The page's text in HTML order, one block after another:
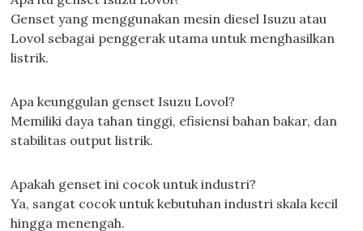
Genset yang menggunakan mesin diesel Isuzu atau
Lovol sebagai penggerak utama untuk menghasilkan
listrik.
Apa keunggulan genset Isuzu Lovol?
Memiliki daya tahan tinggi, efisiensi bahan bakar, dan
stabilitas output listrik.
Apakah genset ini cocok untuk industri?
Ya, sangat cocok untuk kebutuhan industri skala kecil
hingga menengah.